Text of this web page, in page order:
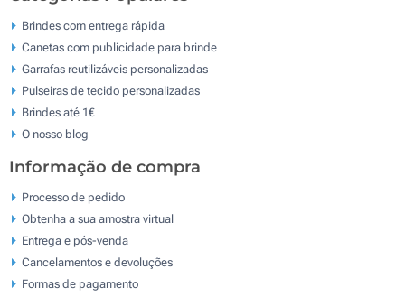
Brindes com entrega rápida
Canetas com publicidade para brinde
Garrafas reutilizáveis personalizadas
Pulseiras de tecido personalizadas
Brindes até 1€
O nosso blog
Informação de compra
Processo de pedido
Obtenha a sua amostra virtual
Entrega e pós-venda
Cancelamentos e devoluções
Formas de pagamento